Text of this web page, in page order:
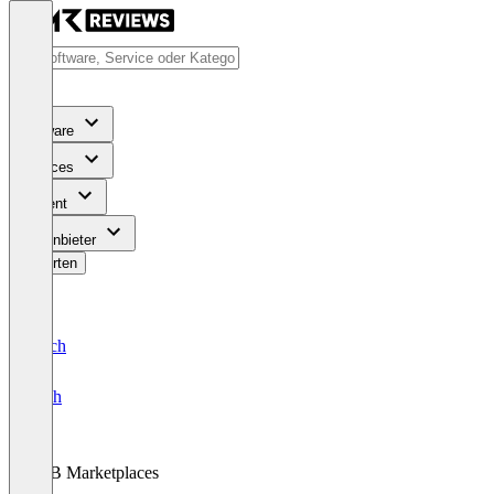
Software
Services
Content
Für Anbieter
Bewerten
Deutsch
English
B2B Marketplaces